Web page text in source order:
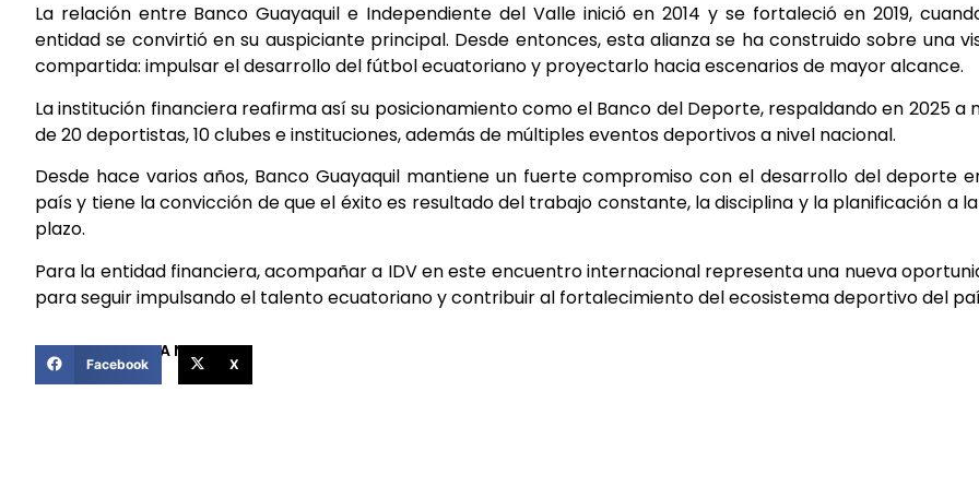
La relación entre Banco Guayaquil e Independiente del Valle inició en 2014 y se fortaleció en 2019,
entidad se convirtió en su auspiciante principal. Desde entonces, esta alianza se ha construido sobre una
compartida: impulsar el desarrollo del fútbol ecuatoriano y proyectarlo hacia escenarios de mayor alcance.
La institución financiera reafirma así su posicionamiento como el Banco del Deporte, respaldando en 2025 a
de 20 deportistas, 10 clubes e instituciones, además de múltiples eventos deportivos a nivel nacional.
Desde hace varios años, Banco Guayaquil mantiene un fuerte compromiso con el desarrollo del deporte
país y tiene la convicción de que el éxito es resultado del trabajo constante, la disciplina y la planificación a
plazo.
Para la entidad financiera, acompañar a IDV en este encuentro internacional representa una nueva
para seguir impulsando el talento ecuatoriano y contribuir al fortalecimiento del ecosistema deportivo del
COMPARTIR ESTA NOTICIA
Facebook X